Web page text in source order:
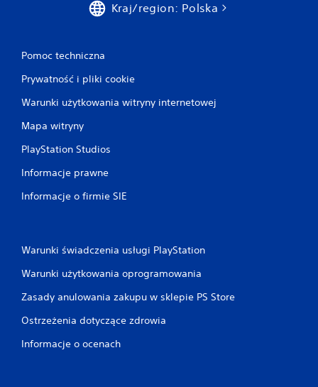
Kraj/region: Polska
Pomoc techniczna
Prywatność i pliki cookie
Warunki użytkowania witryny internetowej
Mapa witryny
PlayStation Studios
Informacje prawne
Informacje o firmie SIE
Warunki świadczenia usługi PlayStation
Warunki użytkowania oprogramowania
Zasady anulowania zakupu w sklepie PS Store
Ostrzeżenia dotyczące zdrowia
Informacje o ocenach